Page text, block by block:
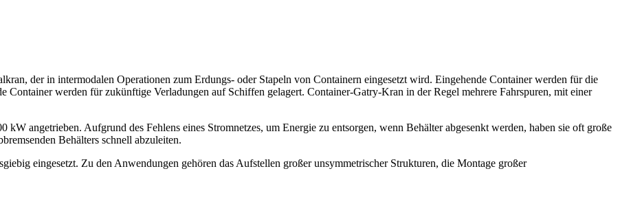
der in intermodalen Operationen zum Erdungs- oder Stapeln von Containern eingesetzt wird. Eingehende Container werden für die
werden für zukünftige Verladungen auf Schiffen gelagert. Container-Gatry-Kran in der Regel mehrere Fahrspuren, mit einer
angetrieben. Aufgrund des Fehlens eines Stromnetzes, um Energie zu entsorgen, wenn Behälter abgesenkt werden, haben sie oft große
Behälters schnell abzuleiten.
eingesetzt. Zu den Anwendungen gehören das Aufstellen großer unsymmetrischer Strukturen, die Montage großer